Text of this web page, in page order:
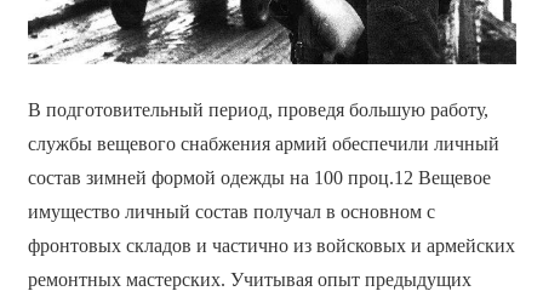
В подготовительный период, проведя большую работу,
службы вещевого снабжения армий обеспечили личный
состав зимней формой одежды на 100 проц.12 Вещевое
имущество личный состав получал в основном с
фронтовых складов и частично из войсковых и армейских
ремонтных мастерских. Учитывая опыт предыдущих